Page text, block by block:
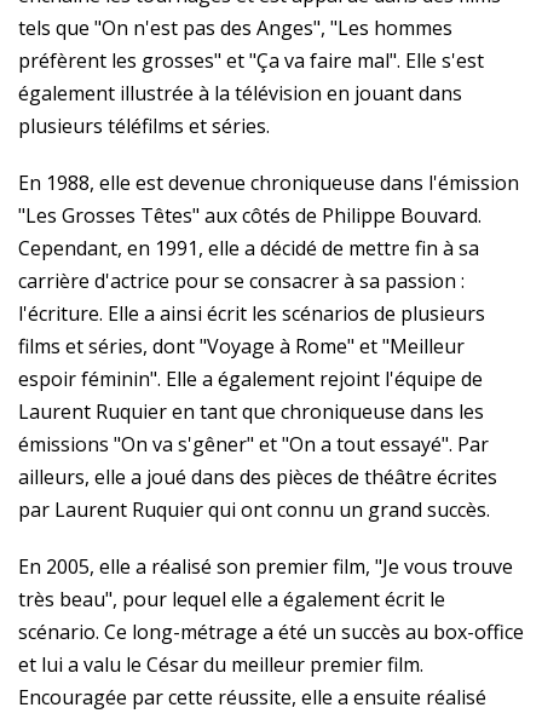
tels que "On n'est pas des Anges", "Les hommes
préfèrent les grosses" et "Ça va faire mal". Elle s'est
également illustrée à la télévision en jouant dans
plusieurs téléfilms et séries.
En 1988, elle est devenue chroniqueuse dans l'émission
"Les Grosses Têtes" aux côtés de Philippe Bouvard.
Cependant, en 1991, elle a décidé de mettre fin à sa
carrière d'actrice pour se consacrer à sa passion :
l'écriture. Elle a ainsi écrit les scénarios de plusieurs
films et séries, dont "Voyage à Rome" et "Meilleur
espoir féminin". Elle a également rejoint l'équipe de
Laurent Ruquier en tant que chroniqueuse dans les
émissions "On va s'gêner" et "On a tout essayé". Par
ailleurs, elle a joué dans des pièces de théâtre écrites
par Laurent Ruquier qui ont connu un grand succès.
En 2005, elle a réalisé son premier film, "Je vous trouve
très beau", pour lequel elle a également écrit le
scénario. Ce long-métrage a été un succès au box-office
et lui a valu le César du meilleur premier film.
Encouragée par cette réussite, elle a ensuite réalisé